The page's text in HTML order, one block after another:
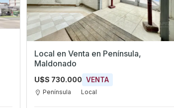
Local en Venta en Península,
Maldonado
U$S 730.000 VENTA
Península Local